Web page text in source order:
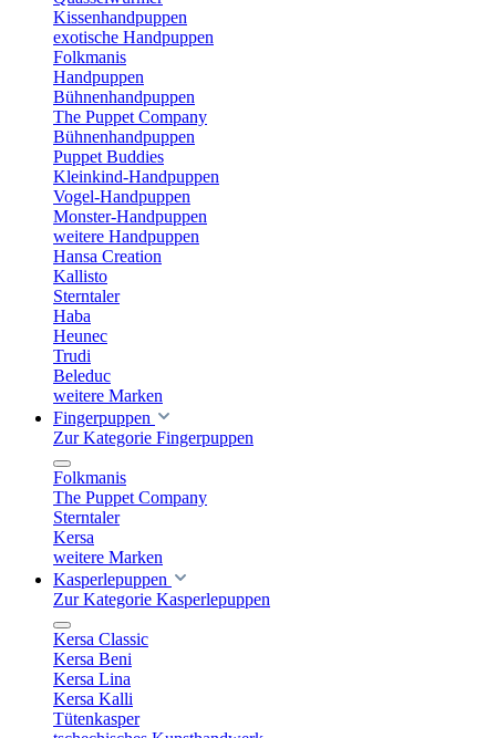
Kissenhandpuppen
exotische Handpuppen
Folkmanis
Handpuppen
Bühnenhandpuppen
The Puppet Company
Bühnenhandpuppen
Puppet Buddies
Kleinkind-Handpuppen
Vogel-Handpuppen
Monster-Handpuppen
weitere Handpuppen
Hansa Creation
Kallisto
Sterntaler
Haba
Heunec
Trudi
Beleduc
weitere Marken
Fingerpuppen
Zur Kategorie Fingerpuppen
Folkmanis
The Puppet Company
Sterntaler
Kersa
weitere Marken
Kasperlepuppen
Zur Kategorie Kasperlepuppen
Kersa Classic
Kersa Beni
Kersa Lina
Kersa Kalli
Tütenkasper